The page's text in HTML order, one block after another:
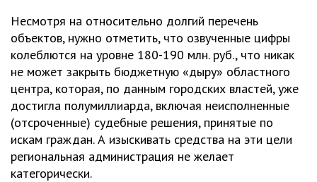
Несмотря на относительно долгий перечень
объектов, нужно отметить, что озвученные цифры
колеблются на уровне 180-190 млн. руб., что никак
не может закрыть бюджетную «дыру» областного
центра, которая, по данным городских властей, уже
достигла полумиллиарда, включая неисполненные
(отсроченные) судебные решения, принятые по
искам граждан. А изыскивать средства на эти цели
региональная администрация не желает
категорически.